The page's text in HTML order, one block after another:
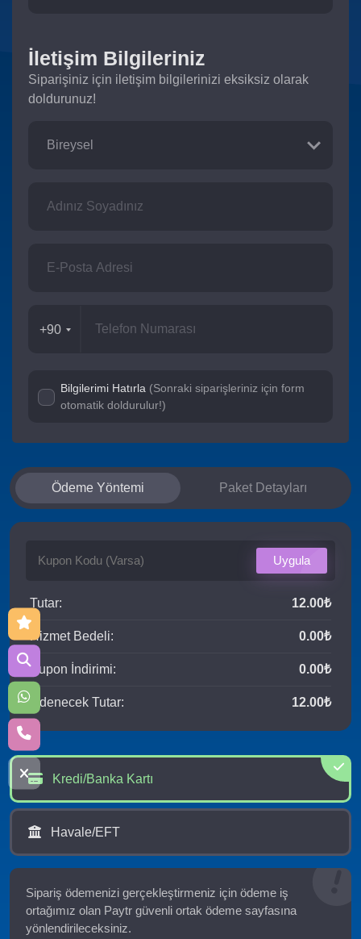
İletişim Bilgileriniz
Siparişiniz için iletişim bilgilerinizi eksiksiz olarak
doldurunuz!
+90
Bilgilerimi Hatırla (Sonraki siparişleriniz için form
otomatik doldurulur!)
Ödeme Yöntemi Paket Detayları
Uygula
Tutar: 12.00₺
Hizmet Bedeli: 0.00₺
Kupon İndirimi: 0.00₺
Ödenecek Tutar: 12.00₺
Kredi/Banka Kartı
Havale/EFT
Sipariş ödemenizi gerçekleştirmeniz için ödeme iş
ortağımız olan Paytr güvenli ortak ödeme sayfasına
yönlendirileceksiniz.